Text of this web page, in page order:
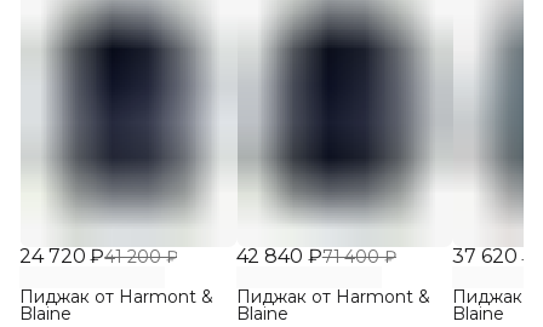
24 720 ₽41 200 ₽
Пиджак от Harmont &
Blaine
42 840 ₽71 400 ₽
Пиджак от Harmont &
Blaine
37 620 ₽
Пиджак
Blaine